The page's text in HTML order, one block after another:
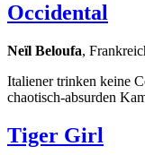
Occidental
Neïl Beloufa,
Italiener trinken keine
chaotisch-absurden
Tiger Girl